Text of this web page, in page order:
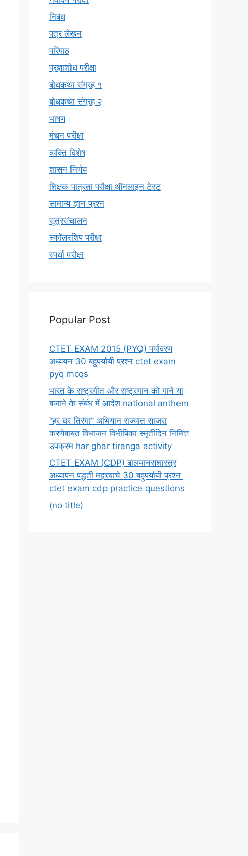
निबंध
पत्र लेखन
परिपाठ
प्रज्ञाशोध परीक्षा
बोधकथा संग्रह १
बोधकथा संग्रह २
भाषण
मंथन परीक्षा
व्यक्ति विशेष
शासन निर्णय
शिक्षक पात्रता परीक्षा ऑनलाइन टेस्ट
सामान्य ज्ञान प्रश्न
सूत्रसंचालन
स्कॉलरशिप परीक्षा
स्पर्धा परीक्षा
Popular Post
CTET EXAM 2015 (PYQ) पर्यावरण
अध्ययन 30 बहुपर्यायी प्रश्न ctet exam
pyq mcqs
भारत के राष्ट्रगीत और राष्ट्रगान को गाने या
बजाने के संबंध में आदेश national anthem
“हर घर तिरंगा” अभियान राज्यात साजरा
करणेबाबत विभाजन विभीषिका स्मृतीदिन निमित्त
उपक्रम har ghar tiranga activity
CTET EXAM (CDP) बालमानसशास्त्र
अध्यापन पद्धती महत्त्वाचे 30 बहुपर्यायी प्रश्न
ctet exam cdp practice questions
(no title)